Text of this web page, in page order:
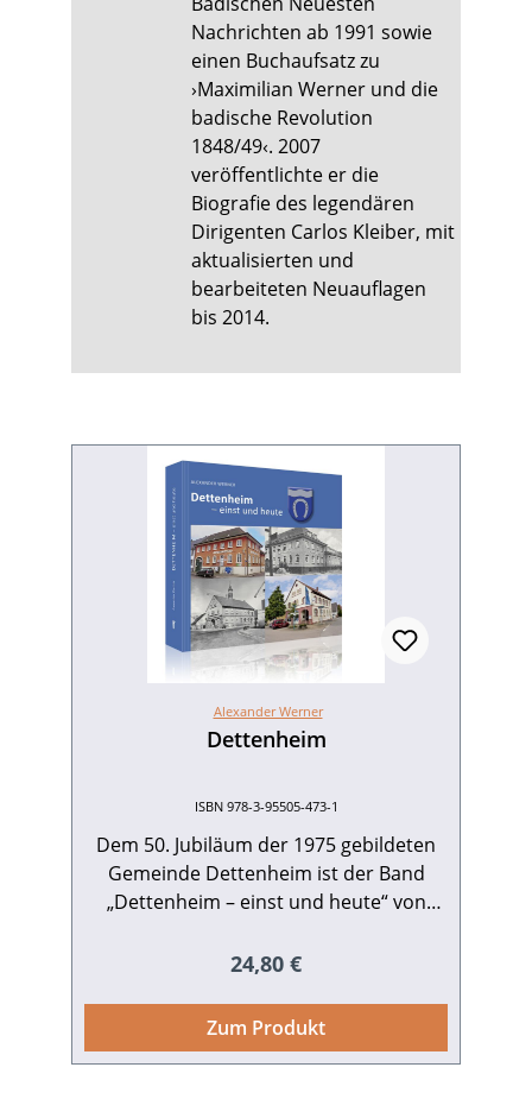
Nachrichten ab 1991 sowie
einen Buchaufsatz zu
›Maximilian Werner und die
badische Revolution
1848/49‹. 2007
veröffentlichte er die
Biografie des legendären
Dirigenten Carlos Kleiber, mit
aktualisierten und
bearbeiteten Neuauflagen
bis 2014.
Alexander Werner
Dettenheim
ISBN 978-3-95505-473-1
Dem 50. Jubiläum der 1975 gebildeten
Gemeinde Dettenheim ist der Band
„Dettenheim – einst und heute“ von
präsentiert in zahlreichen Beiträgen
Liedolsheim und Rußheim seit dem 18.
Gemeinsamkeiten. Dargestellt wird sie
Regulärer Preis:
24,80 €
Zum Produkt